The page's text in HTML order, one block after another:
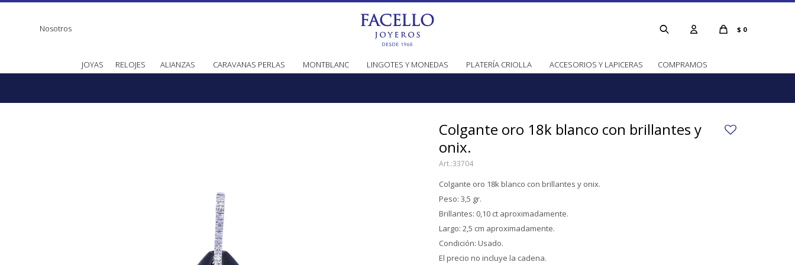
JOYAS RELOJES ALIANZAS CARAVANAS PERLAS MONTBLANC LINGOTES Y MONEDAS PLATERÍA CRIOLLA ACCESORIOS Y LAPICERAS COMPRAMOS
$ 0
Nosotros
Colgante oro 18k blanco con brillantes y
onix.
33704
Colgante oro 18k blanco con brillantes y onix.
Peso: 3,5 gr.
Brillantes: 0,10 ct aproximadamente.
Largo: 2,5 cm aproximadamente.
Condición: Usado.
El precio no incluye la cadena.